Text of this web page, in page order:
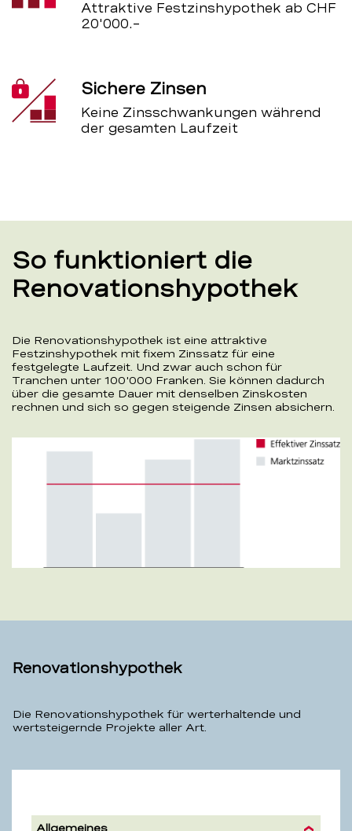
Attraktive Festzinshypothek ab CHF
20'000.–
Sichere Zinsen
Keine Zinsschwankungen während
der gesamten Laufzeit
So funktioniert die
Renovationshypothek
Die Renovationshypothek ist eine attraktive
Festzinshypothek mit fixem Zinssatz für eine
festgelegte Laufzeit. Und zwar auch schon für
Tranchen unter 100'000 Franken. Sie können dadurch
über die gesamte Dauer mit denselben Zinskosten
rechnen und sich so gegen steigende Zinsen absichern.
Renovationshypothek
Die Renovationshypothek für werterhaltende und
wertsteigernde Projekte aller Art.
Allgemeines